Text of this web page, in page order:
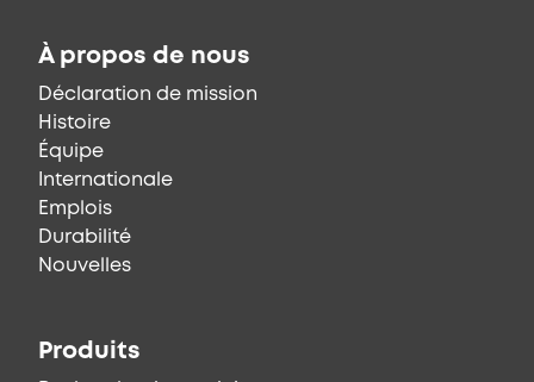
À propos de nous
Déclaration de mission
Histoire
Équipe
Internationale
Emplois
Durabilité
Nouvelles
Produits